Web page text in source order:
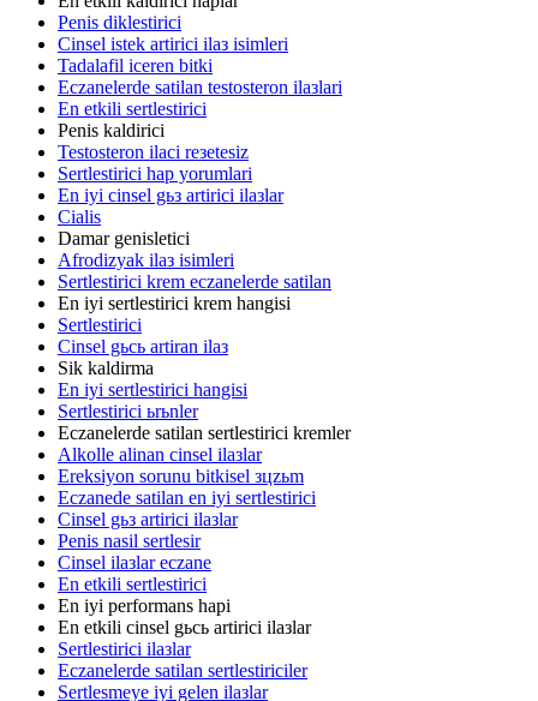
Penis diklestirici
Cinsel istek artirici ilaз isimleri
Tadalafil iceren bitki
Eczanelerde satilan testosteron ilaзlari
En etkili sertlestirici
Penis kaldirici
Testosteron ilaci reзetesiz
Sertlestirici hap yorumlari
En iyi cinsel gьз artirici ilaзlar
Cialis
Damar genisletici
Afrodizyak ilaз isimleri
Sertlestirici krem eczanelerde satilan
En iyi sertlestirici krem hangisi
Sertlestirici
Cinsel gьcь artiran ilaз
Sik kaldirma
En iyi sertlestirici hangisi
Sertlestirici ьrьnler
Eczanelerde satilan sertlestirici kremler
Alkolle alinan cinsel ilaзlar
Ereksiyon sorunu bitkisel зцzьm
Eczanede satilan en iyi sertlestirici
Cinsel gьз artirici ilaзlar
Penis nasil sertlesir
Cinsel ilaзlar eczane
En etkili sertlestirici
En iyi performans hapi
En etkili cinsel gьcь artirici ilaзlar
Sertlestirici ilaзlar
Eczanelerde satilan sertlestiriciler
Sertlesmeye iyi gelen ilaзlar